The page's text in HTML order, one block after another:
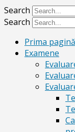
Search
Search
Prima pagină
Examene